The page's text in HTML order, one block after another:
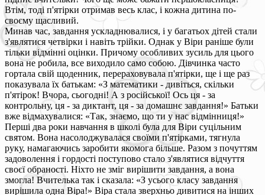
Втім, тоді п'ятірки отримав весь клас, і кожна дитина по-
своєму щасливий.
Минав час, завдання ускладнювалися, і у багатьох дітей стали
з'являтися четвірки і навіть трійки. Однак у Віри раніше були
тільки відмінні оцінки. Причому особливих зусиль для цього
вона не робила, все виходило само собою. Дівчинка часто
гортала свій щоденник, перераховувала п'ятірки, ще і ще раз
показувала їх батькам: «З математики - дивіться, скільки
п'ятірок! Вчора, сьогодні! А з російської! Ось ця - за
контрольну, ця - за диктант, ця - за домашнє завдання!» Батьки
вже відмахувалися: «Так, знаємо, що ти у нас відмінниця!»
Перші два роки навчання в школі була для Віри суцільним
святом. Вона насолоджувалася своїми п'ятірками, тягнула
руку, намагаючись заробити якомога більше. Разом з почуттям
задоволення і гордості поступово стало з'являтися відчуття
своєї обраності. Ніхто не зміг вирішити завдання, а вона
змогла! Вчителька так і сказала: «З усього класу завдання
вирішила одна Віра!» Віра стала зверхньо дивитися на інших